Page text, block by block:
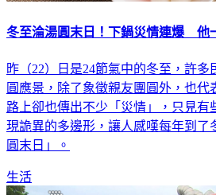
冬至淪湯圓末日！下鍋災情連爆 他
昨（22）日是24節氣中的冬至，許
圓應景，除了象徵親友團圓外，也代
路上卻也傳出不少「災情」，只見有
現詭異的多邊形，讓人感嘆每年到了
圓末日」。
生活